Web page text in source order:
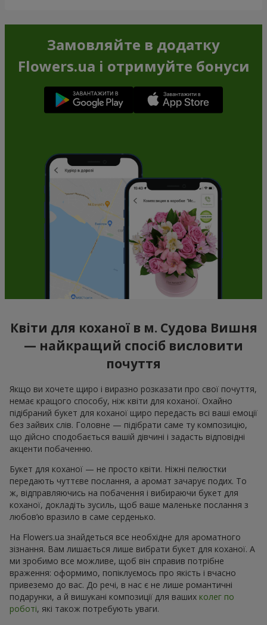
Замовляйте в додатку
Flowers.ua і отримуйте бонуси
Квіти для коханої в м. Судова Вишня
— найкращий спосіб висловити
почуття
Якщо ви хочете щиро і виразно розказати про свої почуття,
немає кращого способу, ніж квіти для коханої. Охайно
підібраний букет для коханої щиро передасть всі ваші емоції
без зайвих слів. Головне — підібрати саме ту композицію,
що дійсно сподобається вашій дівчині і задасть відповідні
акценти побаченню.
Букет для коханої — не просто квіти. Ніжні пелюстки
передають чуттєве послання, а аромат зачарує подих. То
ж, відправляючись на побачення і вибираючи букет для
коханої, докладіть зусиль, щоб ваше маленьке послання з
любов’ю вразило в саме серденько.
На Flowers.ua знайдеться все необхідне для ароматного
зізнання. Вам лишається лише вибрати букет для коханої. А
ми зробимо все можливе, щоб він справив потрібне
враження: оформимо, попіклуємось про якість і вчасно
привеземо до вас. До речі, в нас є не лише романтичні
подарунки, а й вишукані композиції для ваших колег по
роботі, які також потребують уваги.